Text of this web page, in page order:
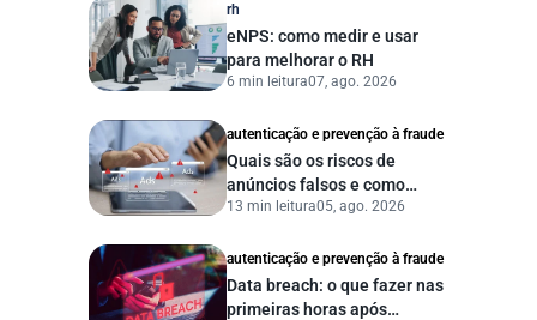
rh
eNPS: como medir e usar
para melhorar o RH
6 min leitura07, ago. 2026
autenticação e prevenção à fraude
Quais são os riscos de
anúncios falsos e como
proteger seu negócio?
13 min leitura05, ago. 2026
autenticação e prevenção à fraude
Data breach: o que fazer nas
primeiras horas após